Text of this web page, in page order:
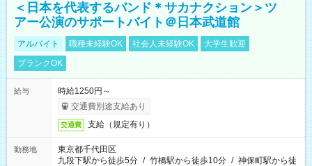
＜日本を代表するバンド＊サカナクション＞ツ
アー公演のサポートバイト＠日本武道館
アルバイト 職種未経験OK 社会人未経験OK
大学生歓迎
ブランクOK
給与
時給1250円～
交通費別途支給あり
交通費 支給（規定有り）
勤務地
東京都千代田区
九段下駅から徒歩5分 / 竹橋駅から徒歩10分 / 神保町駅から徒